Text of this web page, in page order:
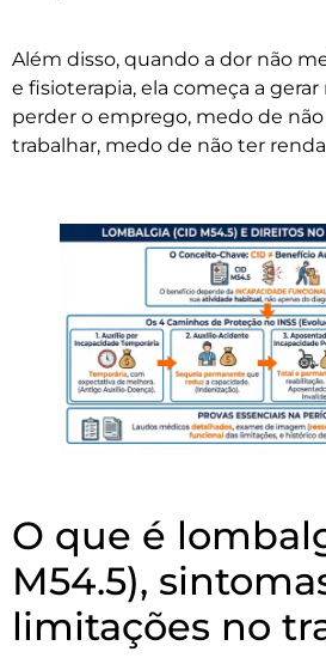
Além disso, quando a dor não
e fisioterapia, ela começa a
perder o emprego, medo de
trabalhar, medo de não ter
O que é
M54.5),
limitações no